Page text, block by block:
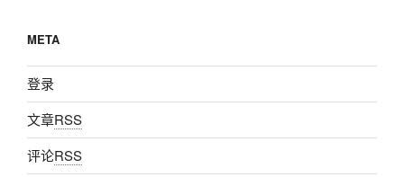
META
登录
文章RSS
评论RSS